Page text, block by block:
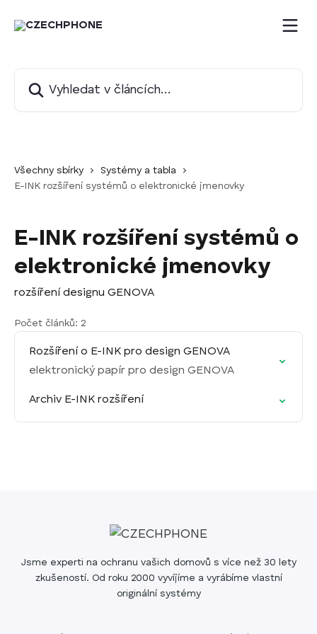
Všechny sbírky
Systémy a tabla
E-INK rozšíření systémů o elektronické jmenovky
E-INK rozšíření systémů o
elektronické jmenovky
rozšíření designu GENOVA
Počet článků: 2
Rozšíření o E-INK pro design GENOVA
elektronický papír pro design GENOVA
Archiv E-INK rozšíření
Jsme experti na ochranu vašich domovů s více než 30 lety
zkušeností. Od roku 2000 vyvíjíme a vyrábíme vlastní
originální systémy